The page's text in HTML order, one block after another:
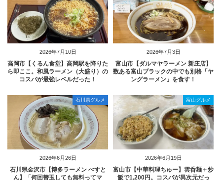
2026年7月10日
高岡市【くるん食堂】高岡駅を降りた
ら即ここ。和風ラーメン（大盛り）の
コスパが最強レベルだった！
2026年7月3日
富山市【ダルマヤラーメン 新庄店】
数ある富山ブラックの中でも別格「ヤ
ングラーメン」を食す！
2026年6月26日
石川県グルメ
石川県金沢市【博多ラーメン べすと
ん】「何回替玉しても無料ってマ
2026年6月19日
富山グルメ
富山市【中華料理ちゅー】雲呑麺＋炒
飯で1,200円。コスパが異次元だっ